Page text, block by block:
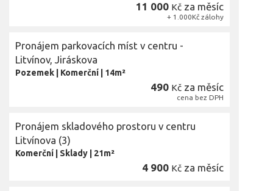
Lokalita
obec Litvínov , okres Most, Ústecký kraj
Cena
11 000 Kč za měsíc
+ 1.000Kč zálohy
Pronájem parkovacích míst v centru -
Litvínov, Jiráskova
Pozemek Komerční 14m²
490 Kč za měsíc
cena bez DPH
Pronájem skladového prostoru v centru
Litvínova (3)
Komerční Sklady 21m²
4 900 Kč za měsíc